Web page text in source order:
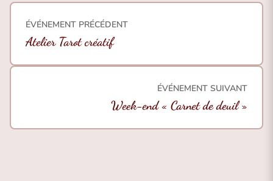
ÉVÉNEMENT PRÉCÉDENT
Atelier Tarot créatif
ÉVÉNEMENT SUIVANT
Week-end « Carnet de deuil »